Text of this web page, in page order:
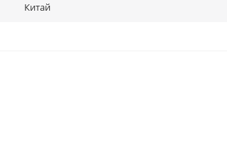
Китай